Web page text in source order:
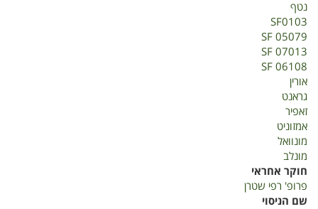
נטף
SF0103
SF 05079
SF 07013
SF 06108
אורין
גראנט
זאפיר
אמזוניט
מונוואל
מונלב
חוקר אחראי
פרופ' רפי שטרן
שם הניסוי